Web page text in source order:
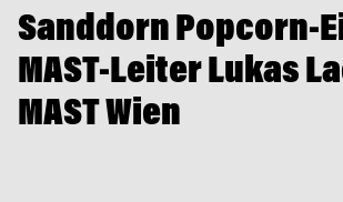
Sanddorn Popcorn-
MAST-Leiter Lukas
MAST Wien